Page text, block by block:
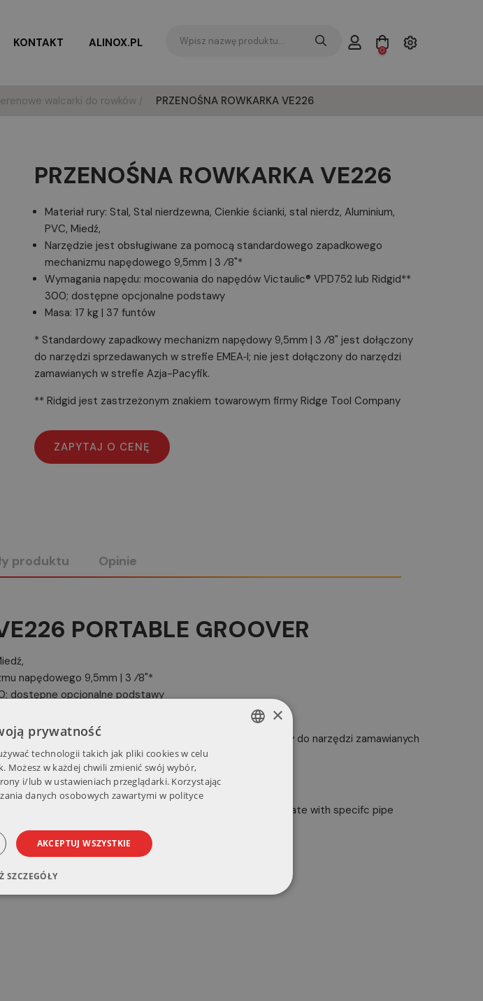
KONTAKT ALINOX.PL
0
walcarki do rowków PRZENOŚNA ROWKARKA VE226
PRZENOŚNA ROWKARKA VE226
Materiał rury: Stal, Stal nierdzewna, Cienkie ścianki, stal nierdz, Aluminium,
PVC, Miedź,
Narzędzie jest obsługiwane za pomocą standardowego zapadkowego
mechanizmu napędowego 9,5mm | 3 ⁄8"*
Wymagania napędu: mocowania do napędów Victaulic® VPD752 lub Ridgid**
300; dostępne opcjonalne podstawy
Masa: 17 kg | 37 funtów
* Standardowy zapadkowy mechanizm napędowy 9,5mm | 3 ⁄8" jest dołączony
do narzędzi sprzedawanych w strefie EMEA‑I; nie jest dołączony do narzędzi
zamawianych w strefie Azja-Pacyfik.
** Ridgid jest zastrzeżonym znakiem towarowym firmy Ridge Tool Company
produktu Opinie
PORTABLE GROOVER
napędowego 9,5mm | 3 ⁄8"*
dostępne opcjonalne podstawy
sprzedawanych w strefie EMEA‑I; nie jest dołączony do narzędzi zamawianych
300 power drive. There are 7 varying models that coordinate with specifc pipe
×
prywatność
technologii takich jak pliki cookies w celu
Możesz w każdej chwili zmienić swój wybór,
i/lub w ustawieniach przeglądarki. Korzystając
danych osobowych zawartymi w polityce
AKCEPTUJ WSZYSTKIE
SZCZEGÓŁY